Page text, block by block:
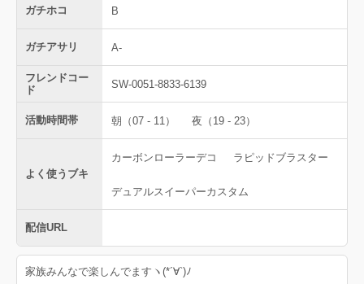
ガチホコ B
ガチアサリ A-
フレンドコー
ド
SW-0051-8833-6139
活動時間帯 朝（07 - 11） 夜（19 - 23）
よく使うブキ
カーボンローラーデコ ラピッドブラスター
デュアルスイーパーカスタム
配信URL
家族みんなで楽しんでますヽ(*´∀`)ﾉ